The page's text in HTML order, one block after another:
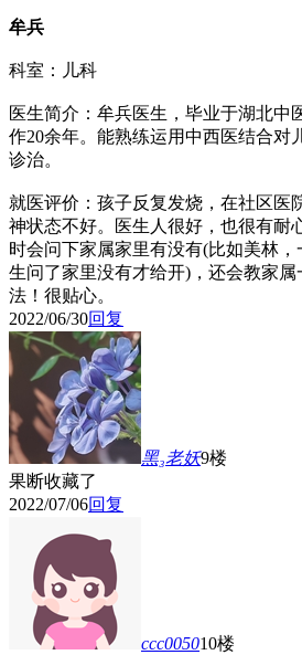
牟兵
科室：儿科
医生简介：牟兵医生，毕业于湖北中
作20余年。能熟练运用中西医结合对
诊治。
就医评价：孩子反复发烧，在社区医
神状态不好。医生人很好，也很有耐
时会问下家属家里有没有(比如美林
生问了家里没有才给开)，还会教家
法！很贴心。
2022/06/30回复
黑₃老妖9楼
果断收藏了
2022/07/06回复
ccc005010楼